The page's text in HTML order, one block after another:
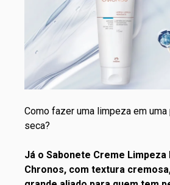
Como fazer uma limpeza em uma
seca?
Já o Sabonete Creme Limpeza
Chronos, com textura